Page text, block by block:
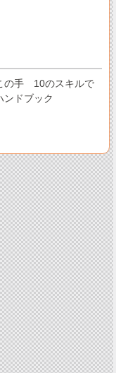
の手 10のスキルで
ンドブック